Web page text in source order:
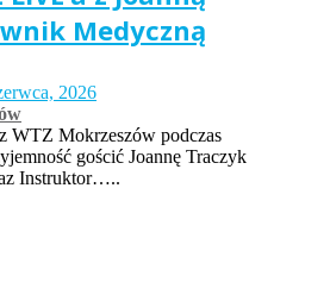
Medyczną
2026
WTZ Mokrzeszów podczas
gościć Joannę Traczyk
Instruktor…..